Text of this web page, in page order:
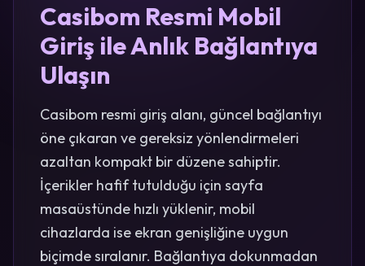
Casibom Resmi Mobil
Giriş ile Anlık Bağlantıya
Ulaşın
Casibom resmi giriş alanı, güncel bağlantıyı
öne çıkaran ve gereksiz yönlendirmeleri
azaltan kompakt bir düzene sahiptir.
İçerikler hafif tutulduğu için sayfa
masaüstünde hızlı yüklenir, mobil
cihazlarda ise ekran genişliğine uygun
biçimde sıralanır. Bağlantıya dokunmadan